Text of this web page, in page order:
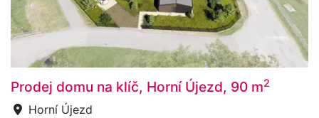
Prodej domu na klíč, Horní Újezd, 90 m2
Horní Újezd